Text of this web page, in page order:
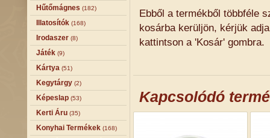
Hűtőmágnes (182)
Illatosítók (168)
Irodaszer (8)
Játék (9)
Kártya (51)
Kegytárgy (2)
Képeslap (53)
Kerti Áru (35)
Konyhai Termékek (168)
Ebből a termékből többféle
kosárba kerüljön, kérjük
kattintson a 'Kosár' gombra.
Kapcsolódó